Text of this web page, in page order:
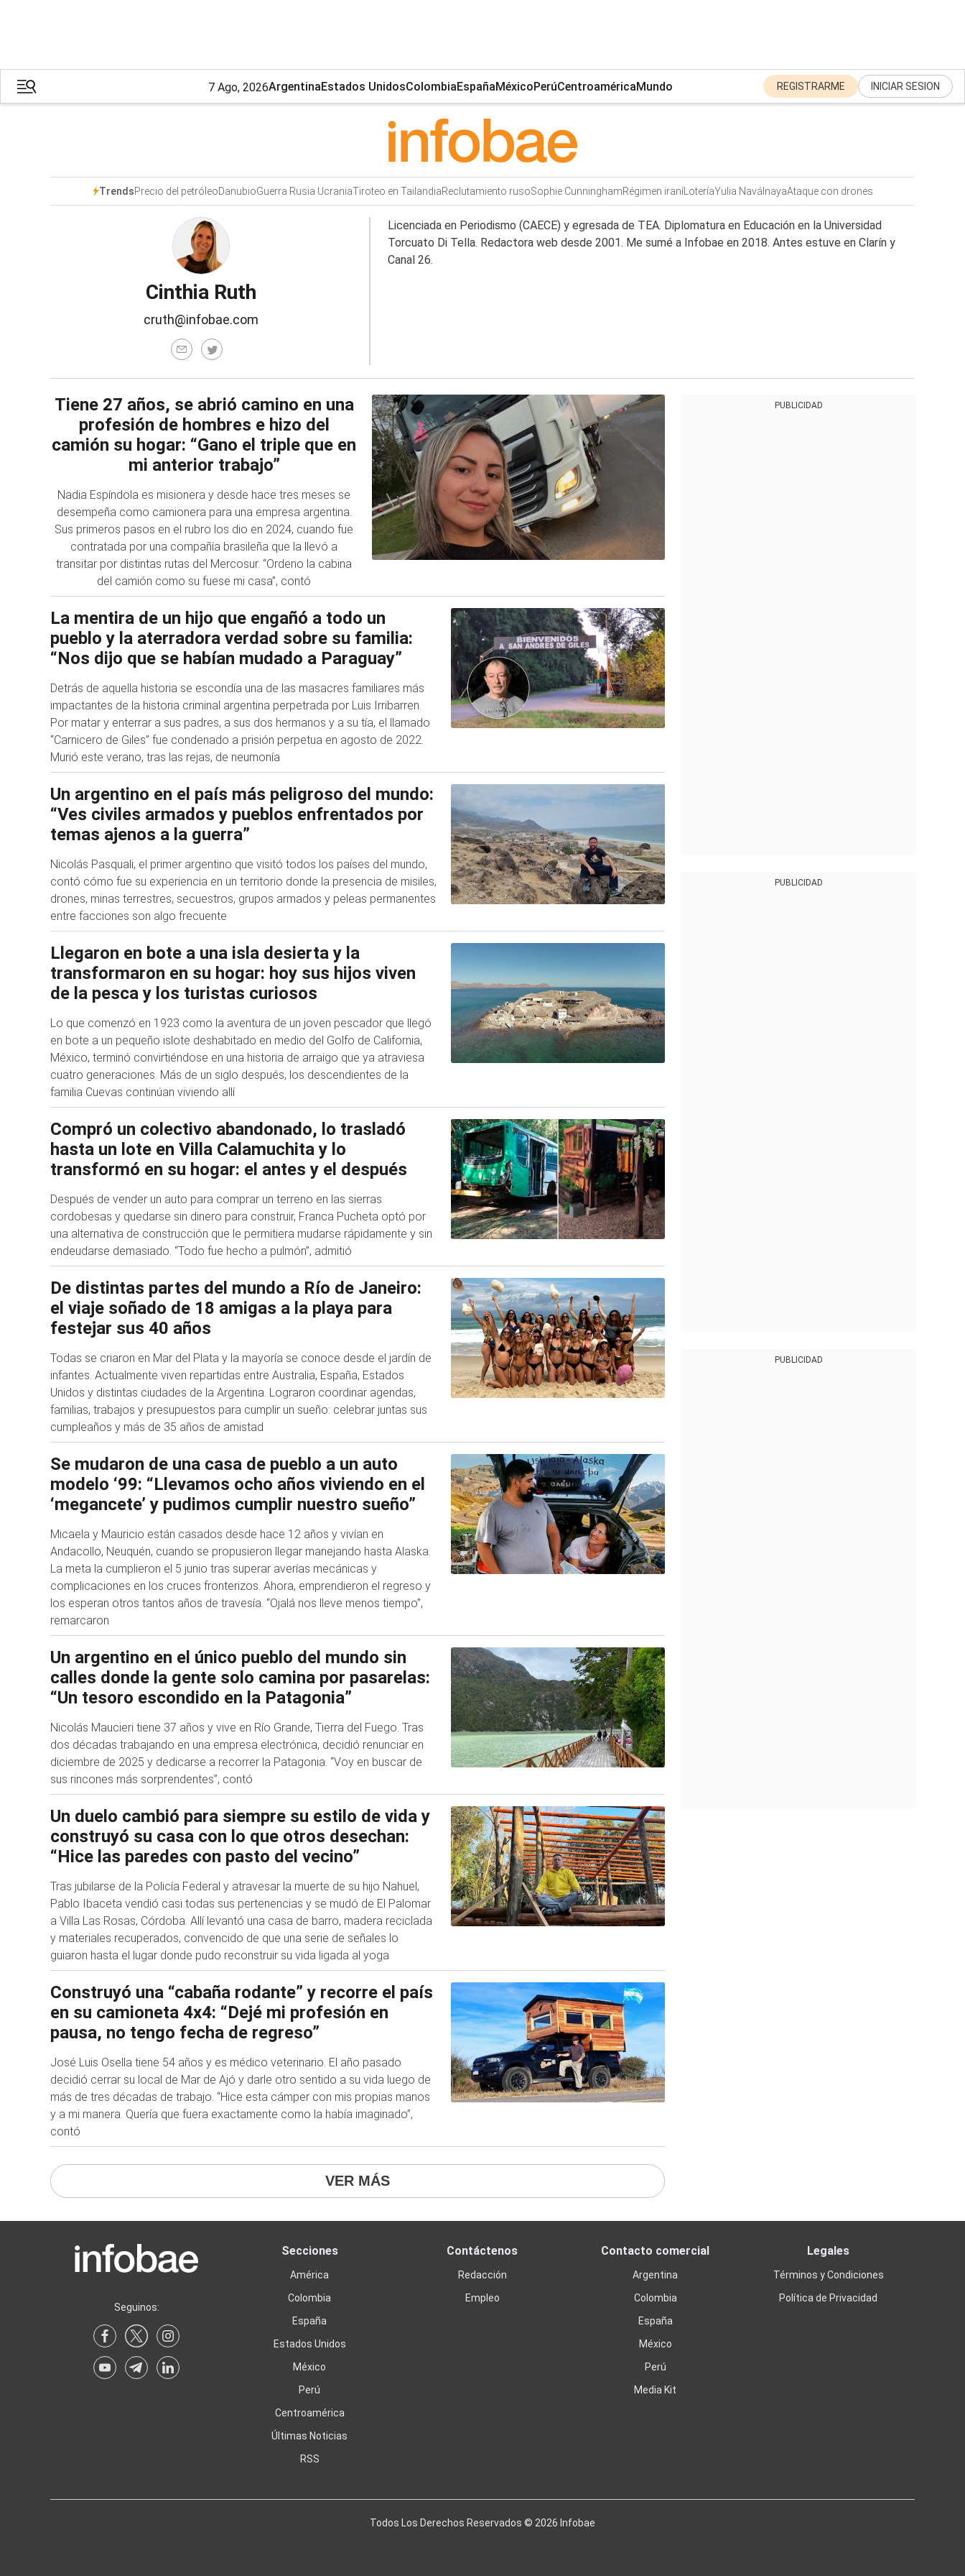
7 Ago, 2026ArgentinaEstados UnidosColombiaEspañaMéxicoPerúCentroaméricaMundo REGISTRARME INICIAR SESION
TrendsPrecio del petróleoDanubioGuerra Rusia UcraniaTiroteo en TailandiaReclutamiento rusoSophie CunninghamRégimen iraníLoteríaYulia NaválnayaAtaque con drones
Cinthia Ruth
cruth@infobae.com
Licenciada en Periodismo (CAECE) y egresada de TEA. Diplomatura en Educación en la Universidad
Torcuato Di Tella. Redactora web desde 2001. Me sumé a Infobae en 2018. Antes estuve en Clarín y
Canal 26.
Tiene 27 años, se abrió camino en una
profesión de hombres e hizo del
camión su hogar: “Gano el triple que en
mi anterior trabajo”
Nadia Espíndola es misionera y desde hace tres meses se
desempeña como camionera para una empresa argentina.
Sus primeros pasos en el rubro los dio en 2024, cuando fue
contratada por una compañía brasileña que la llevó a
transitar por distintas rutas del Mercosur. “Ordeno la cabina
del camión como su fuese mi casa”, contó
La mentira de un hijo que engañó a todo un
pueblo y la aterradora verdad sobre su familia:
“Nos dijo que se habían mudado a Paraguay”
Detrás de aquella historia se escondía una de las masacres familiares más
impactantes de la historia criminal argentina perpetrada por Luis Irribarren.
Por matar y enterrar a sus padres, a sus dos hermanos y a su tía, el llamado
“Carnicero de Giles” fue condenado a prisión perpetua en agosto de 2022.
Murió este verano, tras las rejas, de neumonía
Un argentino en el país más peligroso del mundo:
“Ves civiles armados y pueblos enfrentados por
temas ajenos a la guerra”
Nicolás Pasquali, el primer argentino que visitó todos los países del mundo,
contó cómo fue su experiencia en un territorio donde la presencia de misiles,
drones, minas terrestres, secuestros, grupos armados y peleas permanentes
entre facciones son algo frecuente
Llegaron en bote a una isla desierta y la
transformaron en su hogar: hoy sus hijos viven
de la pesca y los turistas curiosos
Lo que comenzó en 1923 como la aventura de un joven pescador que llegó
en bote a un pequeño islote deshabitado en medio del Golfo de California,
México, terminó convirtiéndose en una historia de arraigo que ya atraviesa
cuatro generaciones. Más de un siglo después, los descendientes de la
familia Cuevas continúan viviendo allí
Compró un colectivo abandonado, lo trasladó
hasta un lote en Villa Calamuchita y lo
transformó en su hogar: el antes y el después
Después de vender un auto para comprar un terreno en las sierras
cordobesas y quedarse sin dinero para construir, Franca Pucheta optó por
una alternativa de construcción que le permitiera mudarse rápidamente y sin
endeudarse demasiado. “Todo fue hecho a pulmón”, admitió
De distintas partes del mundo a Río de Janeiro:
el viaje soñado de 18 amigas a la playa para
festejar sus 40 años
Todas se criaron en Mar del Plata y la mayoría se conoce desde el jardín de
infantes. Actualmente viven repartidas entre Australia, España, Estados
Unidos y distintas ciudades de la Argentina. Lograron coordinar agendas,
familias, trabajos y presupuestos para cumplir un sueño: celebrar juntas sus
cumpleaños y más de 35 años de amistad
Se mudaron de una casa de pueblo a un auto
modelo ‘99: “Llevamos ocho años viviendo en el
‘megancete’ y pudimos cumplir nuestro sueño”
Micaela y Mauricio están casados desde hace 12 años y vivían en
Andacollo, Neuquén, cuando se propusieron llegar manejando hasta Alaska.
La meta la cumplieron el 5 junio tras superar averías mecánicas y
complicaciones en los cruces fronterizos. Ahora, emprendieron el regreso y
los esperan otros tantos años de travesía. “Ojalá nos lleve menos tiempo”,
remarcaron
Un argentino en el único pueblo del mundo sin
calles donde la gente solo camina por pasarelas:
“Un tesoro escondido en la Patagonia”
Nicolás Maucieri tiene 37 años y vive en Río Grande, Tierra del Fuego. Tras
dos décadas trabajando en una empresa electrónica, decidió renunciar en
diciembre de 2025 y dedicarse a recorrer la Patagonia. “Voy en buscar de
sus rincones más sorprendentes”, contó
Un duelo cambió para siempre su estilo de vida y
construyó su casa con lo que otros desechan:
“Hice las paredes con pasto del vecino”
Tras jubilarse de la Policía Federal y atravesar la muerte de su hijo Nahuel,
Pablo Ibaceta vendió casi todas sus pertenencias y se mudó de El Palomar
a Villa Las Rosas, Córdoba. Allí levantó una casa de barro, madera reciclada
y materiales recuperados, convencido de que una serie de señales lo
guiaron hasta el lugar donde pudo reconstruir su vida ligada al yoga
Construyó una “cabaña rodante” y recorre el país
en su camioneta 4x4: “Dejé mi profesión en
pausa, no tengo fecha de regreso”
José Luis Osella tiene 54 años y es médico veterinario. El año pasado
decidió cerrar su local de Mar de Ajó y darle otro sentido a su vida luego de
más de tres décadas de trabajo. “Hice esta cámper con mis propias manos
y a mi manera. Quería que fuera exactamente como la había imaginado”,
contó
VER MÁS
PUBLICIDAD
PUBLICIDAD
PUBLICIDAD
Seguinos:
Secciones
América
Colombia
España
Estados Unidos
México
Perú
Centroamérica
Últimas Noticias
RSS
Contáctenos
Redacción
Empleo
Contacto comercial
Argentina
Colombia
España
México
Perú
Media Kit
Legales
Términos y Condiciones
Política de Privacidad
Todos Los Derechos Reservados © 2026 Infobae